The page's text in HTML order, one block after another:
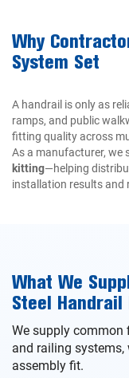
Why
System Set
A handrail is only as
ramps, and public
fitting quality across
As a manufacturer, we
kitting—helping
installation results and
What We
Steel
We supply
and railing
assembly fit.